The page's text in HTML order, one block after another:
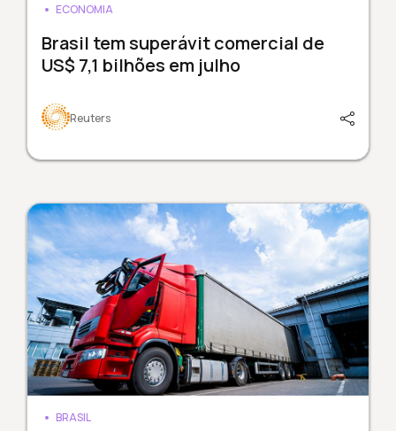
ECONOMIA
Brasil tem superávit comercial de
US$ 7,1 bilhões em julho
Reuters
BRASIL